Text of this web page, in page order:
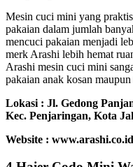
Mesin cuci mini yang
pakaian dalam jumlah
mencuci pakaian menjadi
merk Arashi lebih hemat
Arashi mesin cuci mini
pakaian anak kosan
Lokasi : Jl. Gedong
Kec. Penjaringan, Kota
Website : www.arashi.co.id